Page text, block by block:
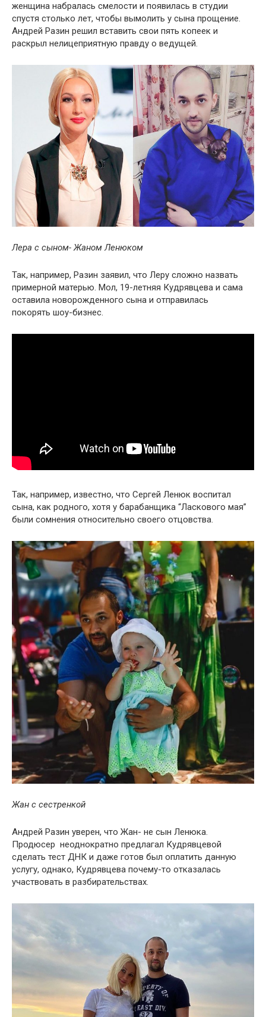
женщина набралась смелости и появилась в студии
спустя столько лет, чтобы вымолить у сына прощение.
Андрей Разин решил вставить свои пять копеек и
раскрыл нелицеприятную правду о ведущей.
Лера с сыном- Жаном Ленюком
Так, например, Разин заявил, что Леру сложно назвать
примерной матерью. Мол, 19-летняя Кудрявцева и сама
оставила новорожденного сына и отправилась
покорять шоу-бизнес.
Так, например, известно, что Сергей Ленюк воспитал
сына, как родного, хотя у барабанщика “Ласкового мая”
были сомнения относительно своего отцовства.
Жан с сестренкой
Андрей Разин уверен, что Жан- не сын Ленюка.
Продюсер неоднократно предлагал Кудрявцевой
сделать тест ДНК и даже готов был оплатить данную
услугу, однако, Кудрявцева почему-то отказалась
участвовать в разбирательствах.